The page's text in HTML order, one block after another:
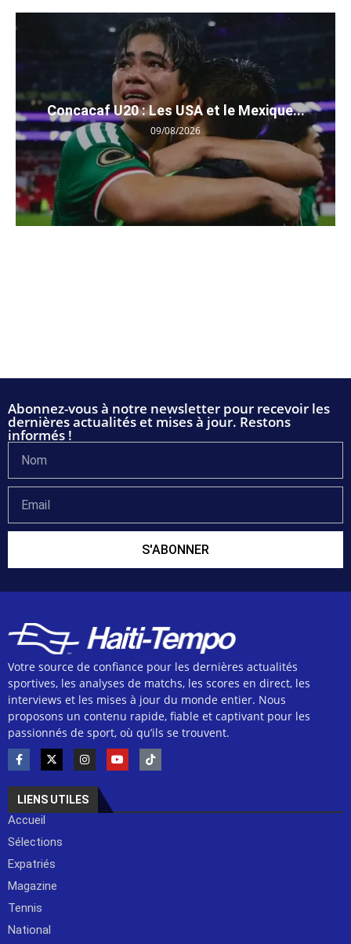
Concacaf U20 : Les USA et le Mexique...
09/08/2026
Abonnez-vous à notre newsletter pour recevoir les
dernières actualités et mises à jour. Restons
informés !
S'ABONNER
Votre source de confiance pour les dernières actualités
sportives, les analyses de matchs, les scores en direct, les
interviews et les mises à jour du monde entier. Nous
proposons un contenu rapide, fiable et captivant pour les
passionnés de sport, où qu’ils se trouvent.
LIENS UTILES
Accueil
Sélections
Expatriés
Magazine
Tennis
National